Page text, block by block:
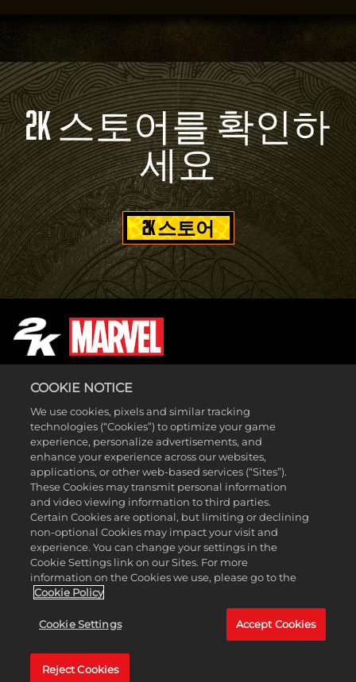
2K 스토어를 확인하
세요
2K 스토어
LEGAL
SUPPORT
© MARVEL © Take-Two Interactive Software, Inc., 2K, Firaxis Games
and their respective logos are all trademarks of Take-Two Interactive
Software, Inc. All other marks and trademarks are the property of
their respective owners. All rights reserved.
COOKIE NOTICE
We use cookies, pixels and similar tracking
technologies (“Cookies”) to optimize your game
experience, personalize advertisements, and
enhance your experience across our websites,
applications, or other web-based services (“Sites”).
These Cookies may transmit personal information
and video viewing information to third parties.
Certain Cookies are optional, but limiting or declining
non-optional Cookies may impact your visit and
experience. You can change your settings in the
Cookie Settings link on our Sites. For more
information on the Cookies we use, please go to the
Cookie Policy
Cookie Settings Accept Cookies
Reject Cookies